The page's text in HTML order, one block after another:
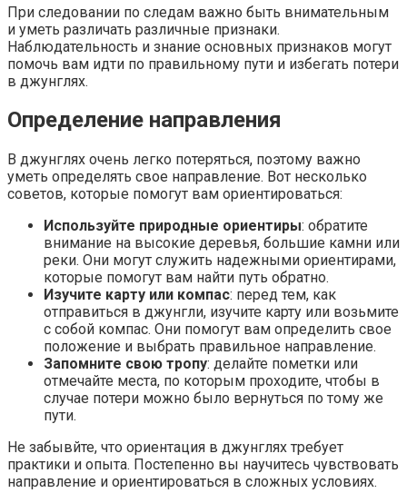
При следовании по следам важно быть внимательным
и уметь различать различные признаки.
Наблюдательность и знание основных признаков могут
помочь вам идти по правильному пути и избегать потери
в джунглях.
Определение направления
В джунглях очень легко потеряться, поэтому важно
уметь определять свое направление. Вот несколько
советов, которые помогут вам ориентироваться:
Используйте природные ориентиры: обратите
внимание на высокие деревья, большие камни или
реки. Они могут служить надежными ориентирами,
которые помогут вам найти путь обратно.
Изучите карту или компас: перед тем, как
отправиться в джунгли, изучите карту или возьмите
с собой компас. Они помогут вам определить свое
положение и выбрать правильное направление.
Запомните свою тропу: делайте пометки или
отмечайте места, по которым проходите, чтобы в
случае потери можно было вернуться по тому же
пути.
Не забывйте, что ориентация в джунглях требует
практики и опыта. Постепенно вы научитесь чувствовать
направление и ориентироваться в сложных условиях.